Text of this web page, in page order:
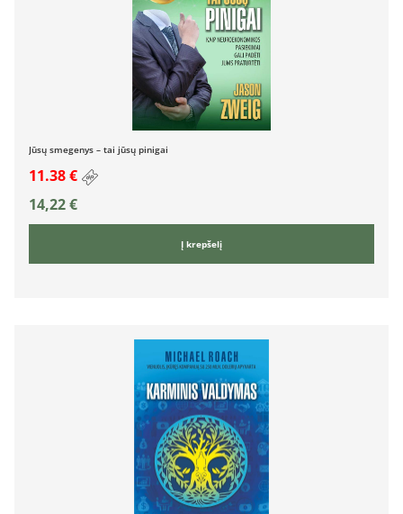
Jūsų smegenys – tai jūsų pinigai
11.38 €
14,22€
Į krepšelį